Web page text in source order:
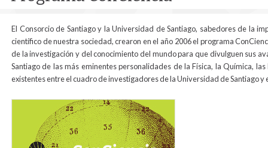
El Consorcio de Santiago y la Universidad de Santiago, sabedores de la
científico de nuestra sociedad, crearon en el año 2006 el programa
de la investigación y del conocimiento del mundo para que divulguen sus
Santiago de las más eminentes personalidades de la Física, la Química,
existentes entre el cuadro de investigadores de la Universidad de Santiago y
banner_conciciencia_para_web.jpg